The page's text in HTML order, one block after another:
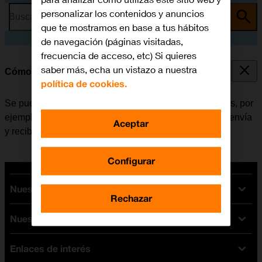
Busca por problema o tema
Cómo consultar el consumo de datos
Se puede ver cuántos datos móviles han sido utilizados, por
ejemplo, al usar el navegador de internet o cuando se envía
y recibe correo electrónico.
Nuestras tarifas
Tarifas Orange
Tarifas fibra y móvil
Tarifas móviles
Nuestros dispositivos
Ofertas en móviles
Enlaces de interés
personalizar los contenidos y anuncios
que te mostramos en base a tus hábitos
de navegación (páginas visitadas,
frecuencia de acceso, etc) Si quieres
saber más, echa un vistazo a nuestra
política de cookies.
Configurar
Rechazar
Aceptar